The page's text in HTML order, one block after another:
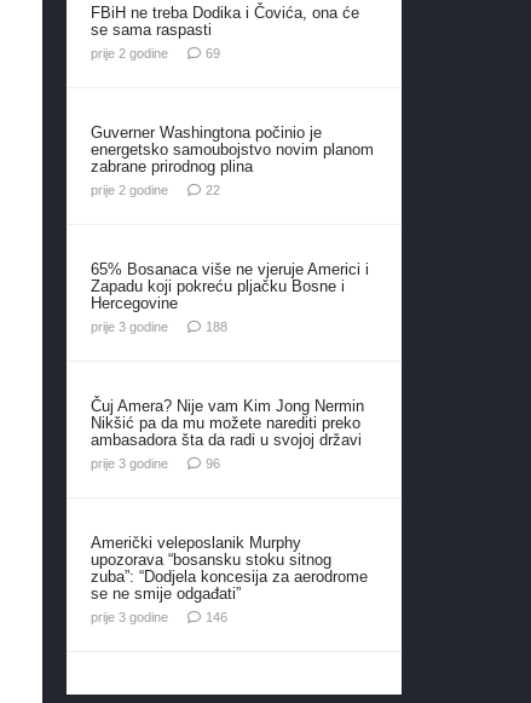
FBiH ne treba Dodika i Čovića, ona će
se sama raspasti
prije 2 godine 69komentara
Guverner Washingtona počinio je
energetsko samoubojstvo novim planom
zabrane prirodnog plina
prije 2 godine 22komentara
65% Bosanaca više ne vjeruje Americi i
Zapadu koji pokreću pljačku Bosne i
Hercegovine
prije 3 godine 188komentara
Čuj Amera? Nije vam Kim Jong Nermin
Nikšić pa da mu možete narediti preko
ambasadora šta da radi u svojoj državi
prije 3 godine 96komentara
Američki veleposlanik Murphy
upozorava “bosansku stoku sitnog
zuba”: “Dodjela koncesija za aerodrome
se ne smije odgađati”
prije 3 godine 146komentara